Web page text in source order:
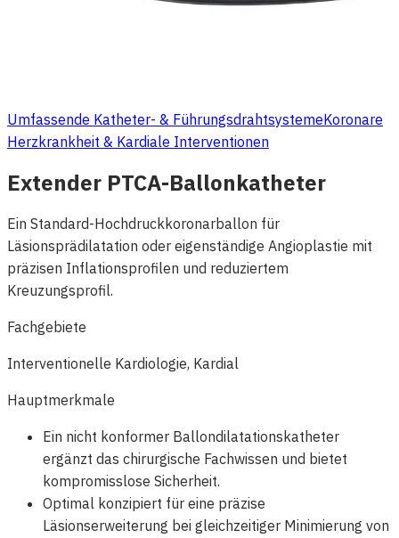
Umfassende Katheter- & FührungsdrahtsystemeKoronare
Herzkrankheit & Kardiale Interventionen
Extender PTCA-Ballonkatheter
Ein Standard-Hochdruckkoronarballon für
Läsionsprädilatation oder eigenständige Angioplastie mit
präzisen Inflationsprofilen und reduziertem
Kreuzungsprofil.
Fachgebiete
Interventionelle Kardiologie, Kardial
Hauptmerkmale
Ein nicht konformer Ballondilatationskatheter
ergänzt das chirurgische Fachwissen und bietet
kompromisslose Sicherheit.
Optimal konzipiert für eine präzise
Läsionserweiterung bei gleichzeitiger Minimierung von